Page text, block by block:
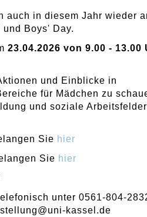
auch in diesem Jahr wieder
Boys' Day.
23.04.2026 von 9.00 - 13.00
und Einblicke in
für Mädchen zu
und soziale
Sie hier
Sie hier
unter 0561-804-
@uni-kassel .de